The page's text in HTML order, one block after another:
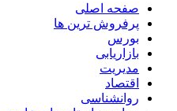
صفحه اصلی
پرفروش ترین ها
بورس
بازاریابی
مدیریت
اقتصاد
روانشناسی